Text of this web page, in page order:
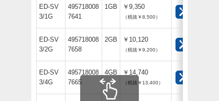
ED-SV
3/1G
495718008
7641
1GB ￥9,350
（税抜￥8,500）
ED-SV
3/2G
495718008
7658
2GB ￥10,120
（税抜￥9,200）
ED-SV
3/4G
495718008
7665
4GB ￥14,740
（税抜￥13,400）